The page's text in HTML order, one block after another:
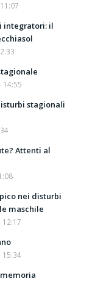
integratori: il
14:55
stagionali
Attenti al
nei disturbi
maschile
12:17
15:34